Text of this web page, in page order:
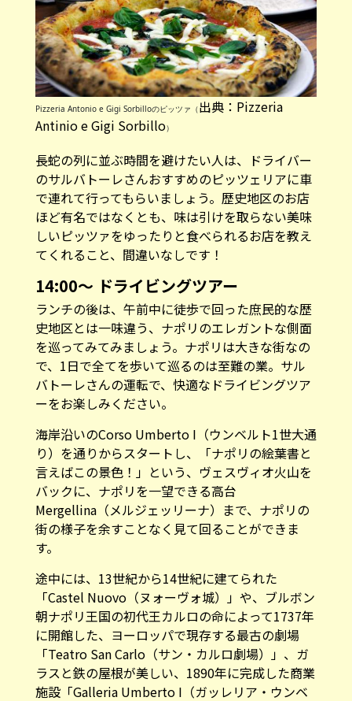
Pizzeria Antonio e Gigi Sorbilloのピッツァ（出典：Pizzeria
Antinio e Gigi Sorbillo）
長蛇の列に並ぶ時間を避けたい人は、ドライバー
のサルバトーレさんおすすめのピッツェリアに車
で連れて行ってもらいましょう。歴史地区のお店
ほど有名ではなくとも、味は引けを取らない美味
しいピッツァをゆったりと食べられるお店を教え
てくれること、間違いなしです！
14:00～ ドライビングツアー
ランチの後は、午前中に徒歩で回った庶民的な歴
史地区とは一味違う、ナポリのエレガントな側面
を巡ってみてみましょう。ナポリは大きな街なの
で、1日で全てを歩いて巡るのは至難の業。サル
バトーレさんの運転で、快適なドライビングツア
ーをお楽しみください。
海岸沿いのCorso Umberto I（ウンベルト1世大通
り）を通りからスタートし、「ナポリの絵葉書と
言えばこの景色！」という、ヴェスヴィオ火山を
バックに、ナポリを一望できる高台
Mergellina（メルジェッリーナ）まで、ナポリの
街の様子を余すことなく見て回ることができま
す。
途中には、13世紀から14世紀に建てられた
「Castel Nuovo（ヌォーヴォ城）」や、ブルボン
朝ナポリ王国の初代王カルロの命によって1737年
に開館した、ヨーロッパで現存する最古の劇場
「Teatro San Carlo（サン・カルロ劇場）
」、ガ
ラスと鉄の屋根が美しい、1890年に完成した商業
施設「Galleria Umberto I（ガッレリア・ウンベ